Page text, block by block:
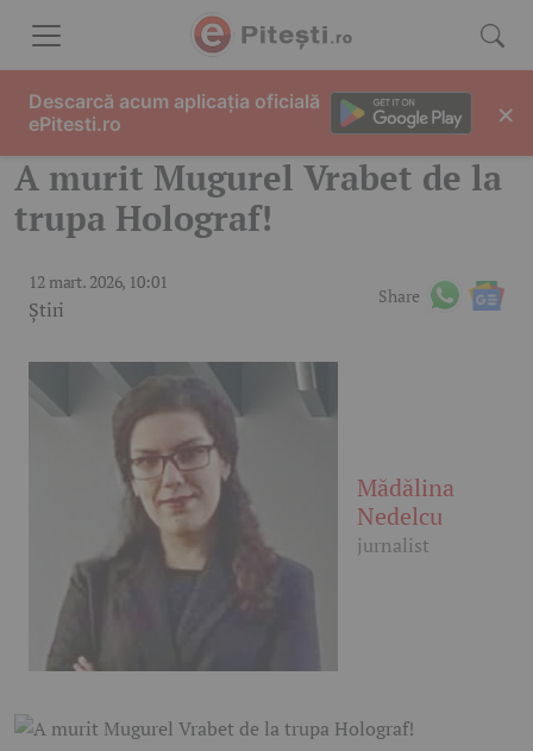
A murit Mugurel Vrabet de la
trupa Holograf!
12 mart. 2026, 10:01
Știri
Share
Mădălina
Nedelcu
jurnalist
Descarcă acum aplicația oficială
ePitesti.ro
×